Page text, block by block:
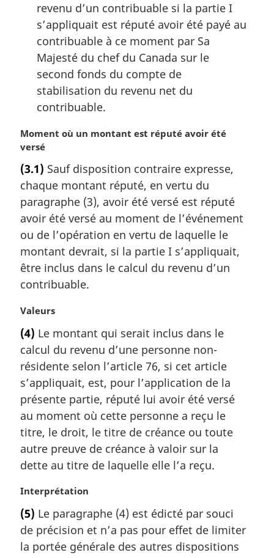
revenu d’un contribuable si la partie I
s’appliquait est réputé avoir été payé au
contribuable à ce moment par Sa
Majesté du chef du Canada sur le
second fonds du compte de
stabilisation du revenu net du
contribuable.
N
o
e
m
a
r
i
n
a
l
:
Moment où un montant est réputé avoir été
versé
(3.1) Sauf disposition contraire expresse,
chaque montant réputé, en vertu du
paragraphe (3), avoir été versé est réputé
avoir été versé au moment de l’événement
ou de l’opération en vertu de laquelle le
montant devrait, si la partie I s’appliquait,
être inclus dans le calcul du revenu d’un
contribuable.
N
t
e
m
a
g
i
n
a
e
:
Valeurs
(4) Le montant qui serait inclus dans le
calcul du revenu d’une personne non-
résidente selon l’article 76, si cet article
s’appliquait, est, pour l’application de la
présente partie, réputé lui avoir été versé
au moment où cette personne a reçu le
titre, le droit, le titre de créance ou toute
autre preuve de créance à valoir sur la
dette au titre de laquelle elle l’a reçu.
N
t
e
m
Interprétation
(5) Le paragraphe (4) est édicté par souci
de précision et n’a pas pour effet de limiter
la portée générale des autres dispositions